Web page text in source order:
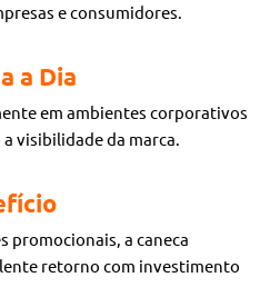
e consumidores.
a Dia
em ambientes corporativos
visibilidade da marca.
promocionais, a caneca
retorno com investimento